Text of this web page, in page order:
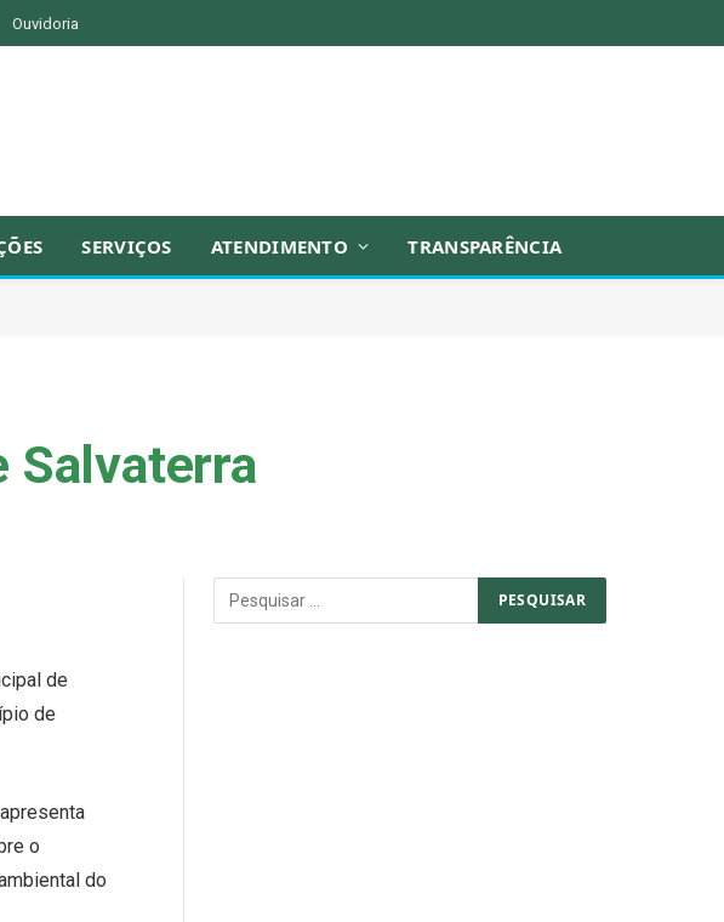
Ouvidoria
SERVIÇOS ATENDIMENTO TRANSPARÊNCIA
Salvaterra
de
de
o
do